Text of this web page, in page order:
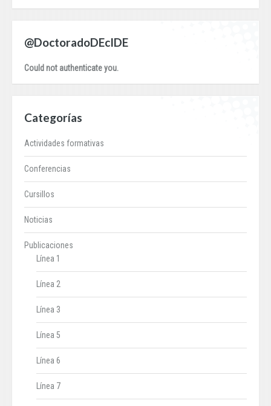
@DoctoradoDEcIDE
Could not authenticate you.
Categorías
Actividades formativas
Conferencias
Cursillos
Noticias
Publicaciones
Línea 1
Línea 2
Línea 3
Línea 5
Línea 6
Línea 7